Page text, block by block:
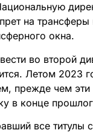
на
окна.
во второй
Летом 2023
прежде чем
в конце
все титулы